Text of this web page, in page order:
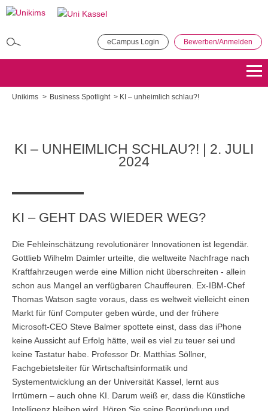
Direkt
eCampus Login Bewerben/Anmelden
Bewerben Übersicht
Bewerben Übersicht
Bewerben
Master of Science - Industrielles Produktionsmanagement
Bewerben Übersicht
Master of Science - ÖPNV und Mobilität
Master in Bildungsmanagement
Bewerben Übersicht
Master of Science Wind Energy Systems
Bewerben Übersicht
Unikims Business Spotlight KI – unheimlich schlau?!
KI – UNHEIMLICH SCHLAU?! | 2. JULI
2024
KI – GEHT DAS WIEDER WEG?
Die Fehleinschätzung revolutionärer Innovationen ist legendär.
Gottlieb Wilhelm Daimler urteilte, die weltweite Nachfrage nach
Kraftfahrzeugen werde eine Million nicht überschreiten - allein
schon aus Mangel an verfügbaren Chauffeuren. Ex-IBM-Chef
Thomas Watson sagte voraus, dass es weltweit vielleicht einen
Markt für fünf Computer geben würde, und der frühere
Microsoft-CEO Steve Balmer spottete einst, dass das iPhone
keine Aussicht auf Erfolg hätte, weil es viel zu teuer sei und
keine Tastatur habe. Professor Dr. Matthias Söllner,
Fachgebietsleiter für Wirtschaftsinformatik und
Systementwicklung an der Universität Kassel, lernt aus
Irrtümern – auch ohne KI. Darum weiß er, dass die Künstliche